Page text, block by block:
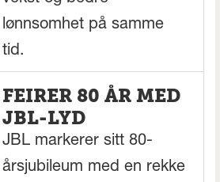
lønnsomhet på samme
tid.
FEIRER 80 ÅR MED
JBL-LYD
JBL markerer sitt 80-
årsjubileum med en rekke